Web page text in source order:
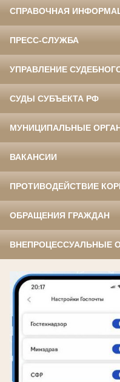
СПРАВОЧНАЯ
ПРЕСС-СЛУЖБА
УПРАВЛЕНИЕ
СУДЫ СУБЪЕКТА РФ
МУНИЦИПАЛЬНЫЕ
ВАКАНСИИ
ПРОТИВОДЕЙСТВИЕ
ОБРАЩЕНИЯ ГРАЖДАН
ВНЕПРОЦЕССУАЛЬНЫЕ